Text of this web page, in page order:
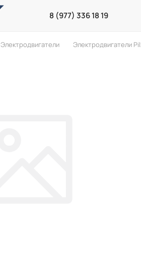
8 (977) 336 18 19
Электродвигатели Электродвигатели